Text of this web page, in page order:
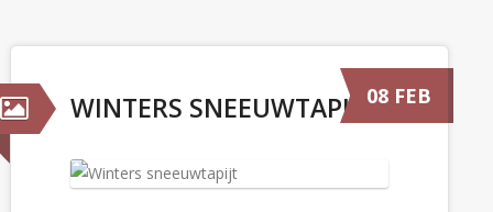
WINTERS SNEEUWTAPIJT08 FEB